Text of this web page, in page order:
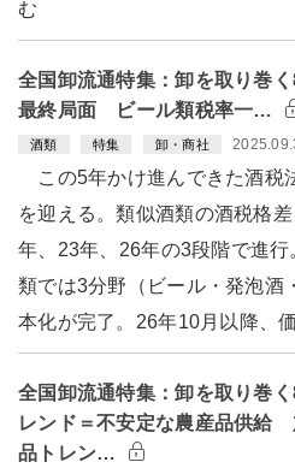
む
全国卸流通特集：卸を取り巻
最終局面 ビール類税率一…
酒類 特集 卸・商社
この5年かけ進んできた酒税
を迎える。類似酒類の酒税格
年、23年、26年の3段階で進
類では3分野（ビール・発泡酒
本化が完了。26年10月以降、
全国卸流通特集：卸を取り巻く
レンド＝不安定な農産品供給
品トレン…